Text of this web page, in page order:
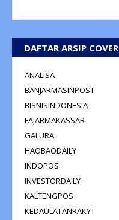
DAFTAR ARSIP COVER
ANALISA
BANJARMASINPOST
BISNISINDONESIA
FAJARMAKASSAR
GALURA
HAOBAODAILY
INDOPOS
INVESTORDAILY
KALTENGPOS
KEDAULATANRAKYT